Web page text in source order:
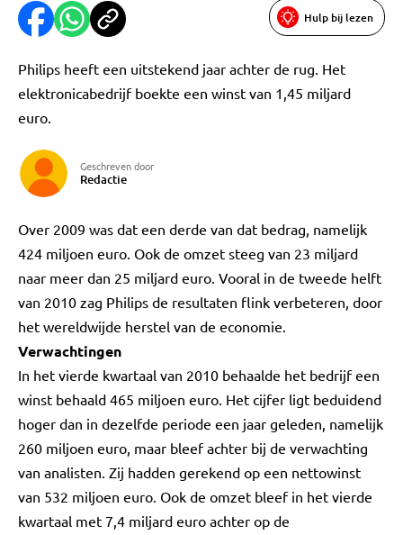
Hulp bij lezen
Philips heeft een uitstekend jaar achter de rug. Het
elektronicabedrijf boekte een winst van 1,45 miljard
euro.
Geschreven door
Redactie
Over 2009 was dat een derde van dat bedrag, namelijk
424 miljoen euro. Ook de omzet steeg van 23 miljard
naar meer dan 25 miljard euro. Vooral in de tweede helft
van 2010 zag Philips de resultaten flink verbeteren, door
het wereldwijde herstel van de economie.
Verwachtingen
In het vierde kwartaal van 2010 behaalde het bedrijf een
winst behaald 465 miljoen euro. Het cijfer ligt beduidend
hoger dan in dezelfde periode een jaar geleden, namelijk
260 miljoen euro, maar bleef achter bij de verwachting
van analisten. Zij hadden gerekend op een nettowinst
van 532 miljoen euro. Ook de omzet bleef in het vierde
kwartaal met 7,4 miljard euro achter op de